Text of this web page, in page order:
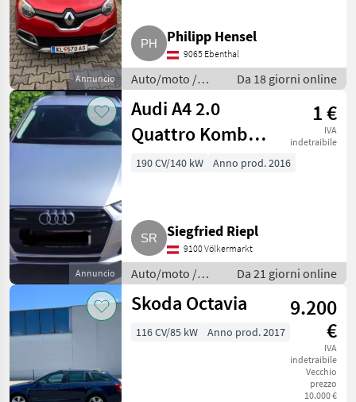
MARKETPLACE
Marketplace
Offerte dei
rivenditori
Annunci
Annuncio
Philipp Hensel
9065 Ebenthal
Auto/moto /
Berline
Da 18 giorni online
Annuncio
Audi A4 2.0
Quattro Kombi,
Family Van
1 €
IVA
indetraibile
190 CV/140 kW Anno prod. 2016
Siegfried Riepl
9100 Völkermarkt
Auto/moto /
Berline
Da 21 giorni online
Skoda Octavia
9.200
€
IVA
indetraibile
Vecchio
prezzo
10.000 €
116 CV/85 kW Anno prod. 2017